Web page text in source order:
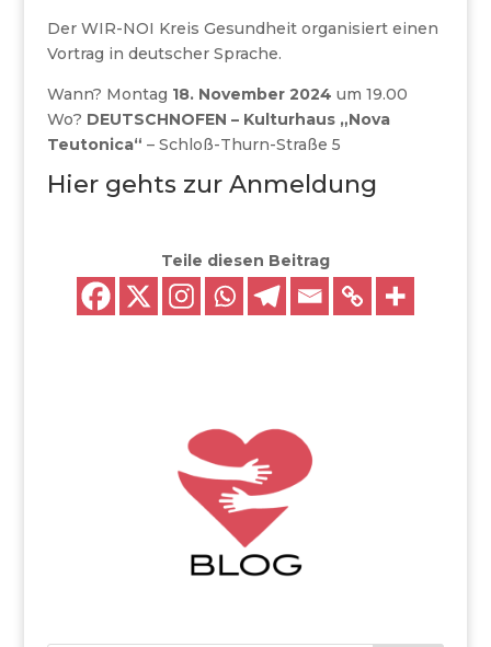
Der WIR-NOI Kreis Gesundheit organisiert einen
Vortrag in deutscher Sprache.
Wann? Montag 18. November 2024 um 19.00
Wo? DEUTSCHNOFEN – Kulturhaus „Nova
Teutonica“ – Schloß-Thurn-Straße 5
Hier gehts zur Anmeldung
Teile diesen Beitrag